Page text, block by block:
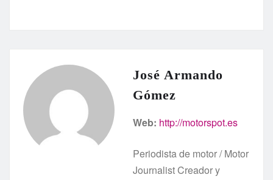
José Armando
Gómez
Web: http://motorspot.es
Periodista de motor / Motor
Journalist Creador y